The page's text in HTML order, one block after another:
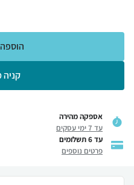
אספקה מהירה
עד 7 ימי עסקים
עד 6 תשלומים
פרטים נוספים